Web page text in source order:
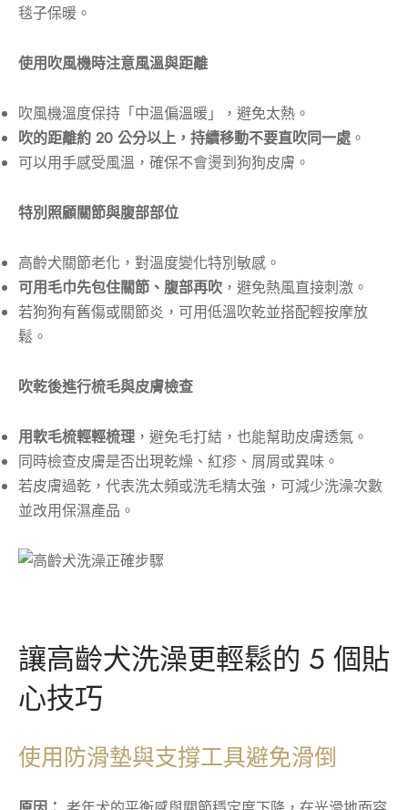
毯子保暖。
使用吹風機時注意風溫與距離
吹風機溫度保持「中溫偏溫暖」，避免太熱。
吹的距離約 20 公分以上，持續移動不要直吹同一處 。
可以用手感受風溫，確保不會燙到狗狗皮膚。
特別照顧關節與腹部部位
高齡犬關節老化，對溫度變化特別敏感。
可用毛巾先包住關節、腹部再吹 ，避免熱風直接刺激。
若狗狗有舊傷或關節炎，可用低溫吹乾並搭配輕按摩放
鬆。
吹乾後進行梳毛與皮膚檢查
用軟毛梳輕輕梳理 ，避免毛打結，也能幫助皮膚透氣。
同時檢查皮膚是否出現乾燥、紅疹、屑屑或異味。
若皮膚過乾，代表洗太頻或洗毛精太強，可減少洗澡次數
並改用保濕產品。
讓高齡犬洗澡更輕鬆的 5 個貼
心技巧
使用防滑墊與支撐工具避免滑倒